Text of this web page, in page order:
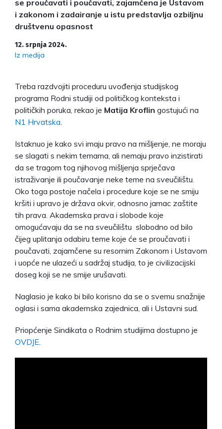
se proučavati i poučavati, zajamčena je Ustavom
i zakonom i zadairanje u istu predstavlja ozbiljnu
društvenu opasnost
12. srpnja 2024.
Iz medija
Treba razdvojiti proceduru uvođenja studijskog
programa Rodni studiji od političkog konteksta i
političkih poruka, rekao je Matija Kroflin gostujući na
N1 Hrvatska
Istaknuo je kako svi imaju pravo na mišljenje, ne moraju
se slagati s nekim temama, ali nemaju pravo inzistirati
da se tragom tog njihovog mišljenja sprječava
istraživanje ili poučavanje neke teme na sveučilištu.
Oko toga postoje načela i procedure koje se ne smiju
kršiti i upravo je država okvir, odnosno jamac zaštite
tih prava. Akademska prava i slobode koje
omogućavaju da se na sveučilištu slobodno od bilo
čijeg uplitanja odabiru teme koje će se proučavati i
poučavati, zajamčene su resornim Zakonom i Ustavom
i uopće ne ulazeći u sadržaj studija, to je civilizacijski
doseg koji se ne smije urušavati.
Naglasio je kako bi bilo korisno da se o svemu snažnije
oglasi i sama akademska zajednica, ali i Ustavni sud.
Priopćenje Sindikata o Rodnim studijima dostupno je
OVDJE